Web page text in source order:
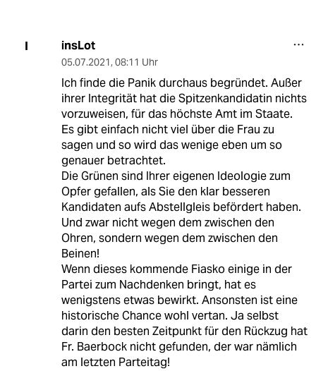
I insLot
05.07.2021, 08:11 Uhr
Ich finde die Panik durchaus begründet. Außer
ihrer Integrität hat die Spitzenkandidatin nichts
vorzuweisen, für das höchste Amt im Staate.
Es gibt einfach nicht viel über die Frau zu
sagen und so wird das wenige eben um so
genauer betrachtet.
Die Grünen sind Ihrer eigenen Ideologie zum
Opfer gefallen, als Sie den klar besseren
Kandidaten aufs Abstellgleis befördert haben.
Und zwar nicht wegen dem zwischen den
Ohren, sondern wegen dem zwischen den
Beinen!
Wenn dieses kommende Fiasko einige in der
Partei zum Nachdenken bringt, hat es
wenigstens etwas bewirkt. Ansonsten ist eine
historische Chance wohl vertan. Ja selbst
darin den besten Zeitpunkt für den Rückzug hat
Fr. Baerbock nicht gefunden, der war nämlich
am letzten Parteitag!